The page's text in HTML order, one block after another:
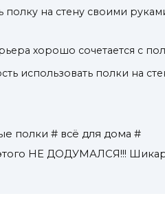
полку на стену своими
хорошо сочетается с
использовать полки на
полки # всё для дома #
НЕ ДОДУМАЛСЯ!!!